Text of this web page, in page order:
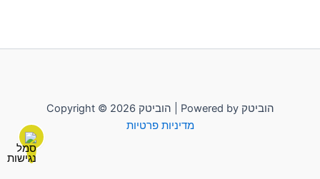
Copyright © 2026 הוביטק | Powered by הוביטק
מדיניות פרטיות